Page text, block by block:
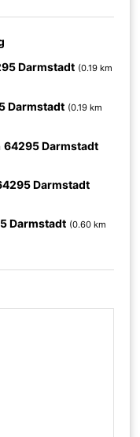
Darmstadt (0.19 km
Darmstadt (0.19 km
64295 Darmstadt
Darmstadt
Darmstadt (0.60 km